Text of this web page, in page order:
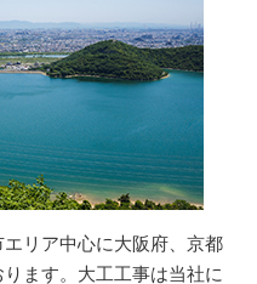
リア中心に大阪府、京都
ます。大工工事は当社に